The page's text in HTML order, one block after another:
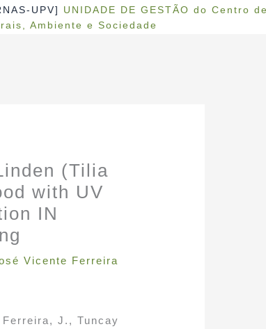
UPV] UNIDADE DE GESTÃO do Centro
Ambiente e Sociedade
(Tilia
with UV
IN
Vicente Ferreira
J., Tuncay